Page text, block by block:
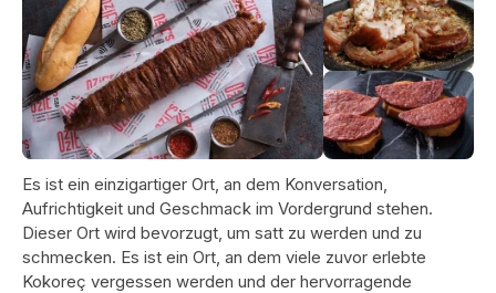
Es ist ein einzigartiger Ort, an dem Konversation,
Aufrichtigkeit und Geschmack im Vordergrund stehen.
Dieser Ort wird bevorzugt, um satt zu werden und zu
schmecken. Es ist ein Ort, an dem viele zuvor erlebte
Kokoreç vergessen werden und der hervorragende